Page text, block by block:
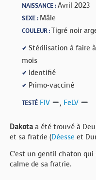
NAISSANCE :Avril 2023
SEXE : Mâle
COULEUR :Tigré noir
✔ Stérilisation à faire
mois
✔ Identifié
✔ Primo-vacciné
TESTÉ FIV , FeLV
Dakota a été trouvé à
et sa fratrie (Déesse et
C’est un gentil chaton
calme de sa fratrie.